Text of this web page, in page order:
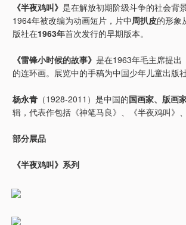
《半夜鸡叫》 是在解放初期阶级斗争的社会背
1964年被改编为动画短片，片中周扒皮的形象
版社在1963年首次发行的早期版本。
《雷锋小时候的故事》 是在1963年毛主席提出
的连环画。展览中的手稿为中国少年儿童出版
杨永青 （1928-2011）是中国的国画家、版画
辑，代表作包括《神笔马良》、《半夜鸡叫》
部分展品
《半夜鸡叫》系列